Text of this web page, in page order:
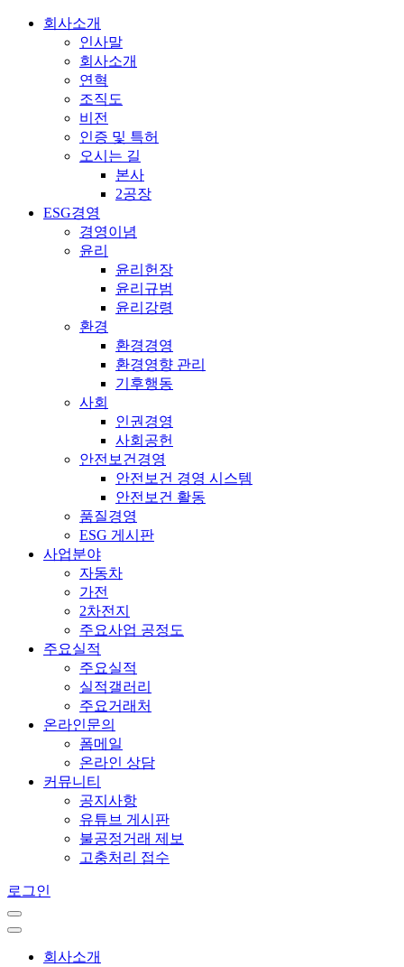
회사소개
인사말
회사소개
연혁
조직도
비전
인증 및 특허
오시는 길
본사
2공장
ESG경영
경영이념
윤리
윤리헌장
윤리규범
윤리강령
환경
환경경영
환경영향 관리
기후행동
사회
인권경영
사회공헌
안전보건경영
안전보건 경영 시스템
안전보건 활동
품질경영
ESG 게시판
사업분야
자동차
가전
2차전지
주요사업 공정도
주요실적
주요실적
실적갤러리
주요거래처
온라인문의
폼메일
온라인 상담
커뮤니티
공지사항
유튜브 게시판
불공정거래 제보
고충처리 접수
로그인
회사소개